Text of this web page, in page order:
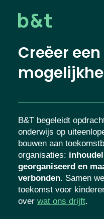
Creëer
B&T begeleidt
onderwijs op
bouwen aan
organisaties:
georganiseerd en
verbonden. Samen
toekomst voor
over wat ons drijft.